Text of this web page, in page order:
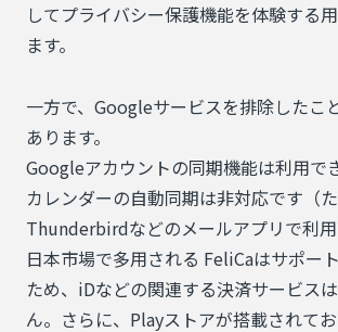
してプライバシー保護機能を体験する
ます。
一方で、Googleサービスを排除したこ
あります。
Googleアカウントの同期機能は利用で
カレンダーの自動同期は非対応です（
Thunderbirdなどのメールアプリで利用
日本市場で多用される FeliCaはサポー
ため、iDなどの関連する決済サービス
ん。さらに、Playストアが搭載されて